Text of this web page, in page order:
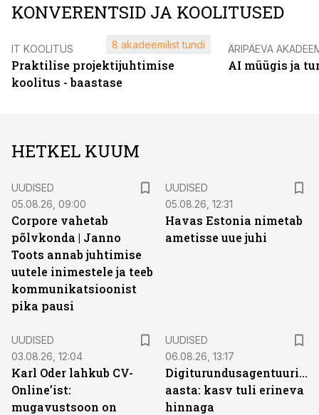
KONVERENTSID JA KOOLITUSED
IT KOOLITUS
Praktilise projektijuhtimise
koolitus - baastase
8 akadeemilist tundi ÄRIPÄEVA
AI müügis ja
HETKEL KUUM
UUDISED
05.08.26, 09:00
Corpore vahetab
põlvkonda | Janno
Toots annab juhtimise
uutele inimestele ja teeb
kommunikatsioonist
pika pausi
UUDISED
05.08.26, 12:31
Havas Estonia nimetab
ametisse uue juhi
UUDISED
03.08.26, 12:04
Karl Oder lahkub CV-
Online’ist:
mugavustsoon on
UUDISED
06.08.26, 13:17
Digiturundusagentuuride
aasta: kasv tuli erineva
hinnaga